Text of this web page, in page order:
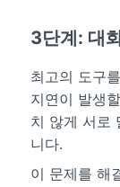
3단계: 대
최고의 도구
지연이 발생
치 않게 서로
니다.
이 문제를 해